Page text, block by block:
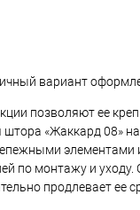
вариант
позволяют ее
«Жаккард 08»
элементами и
по монтажу и
продлевает ее